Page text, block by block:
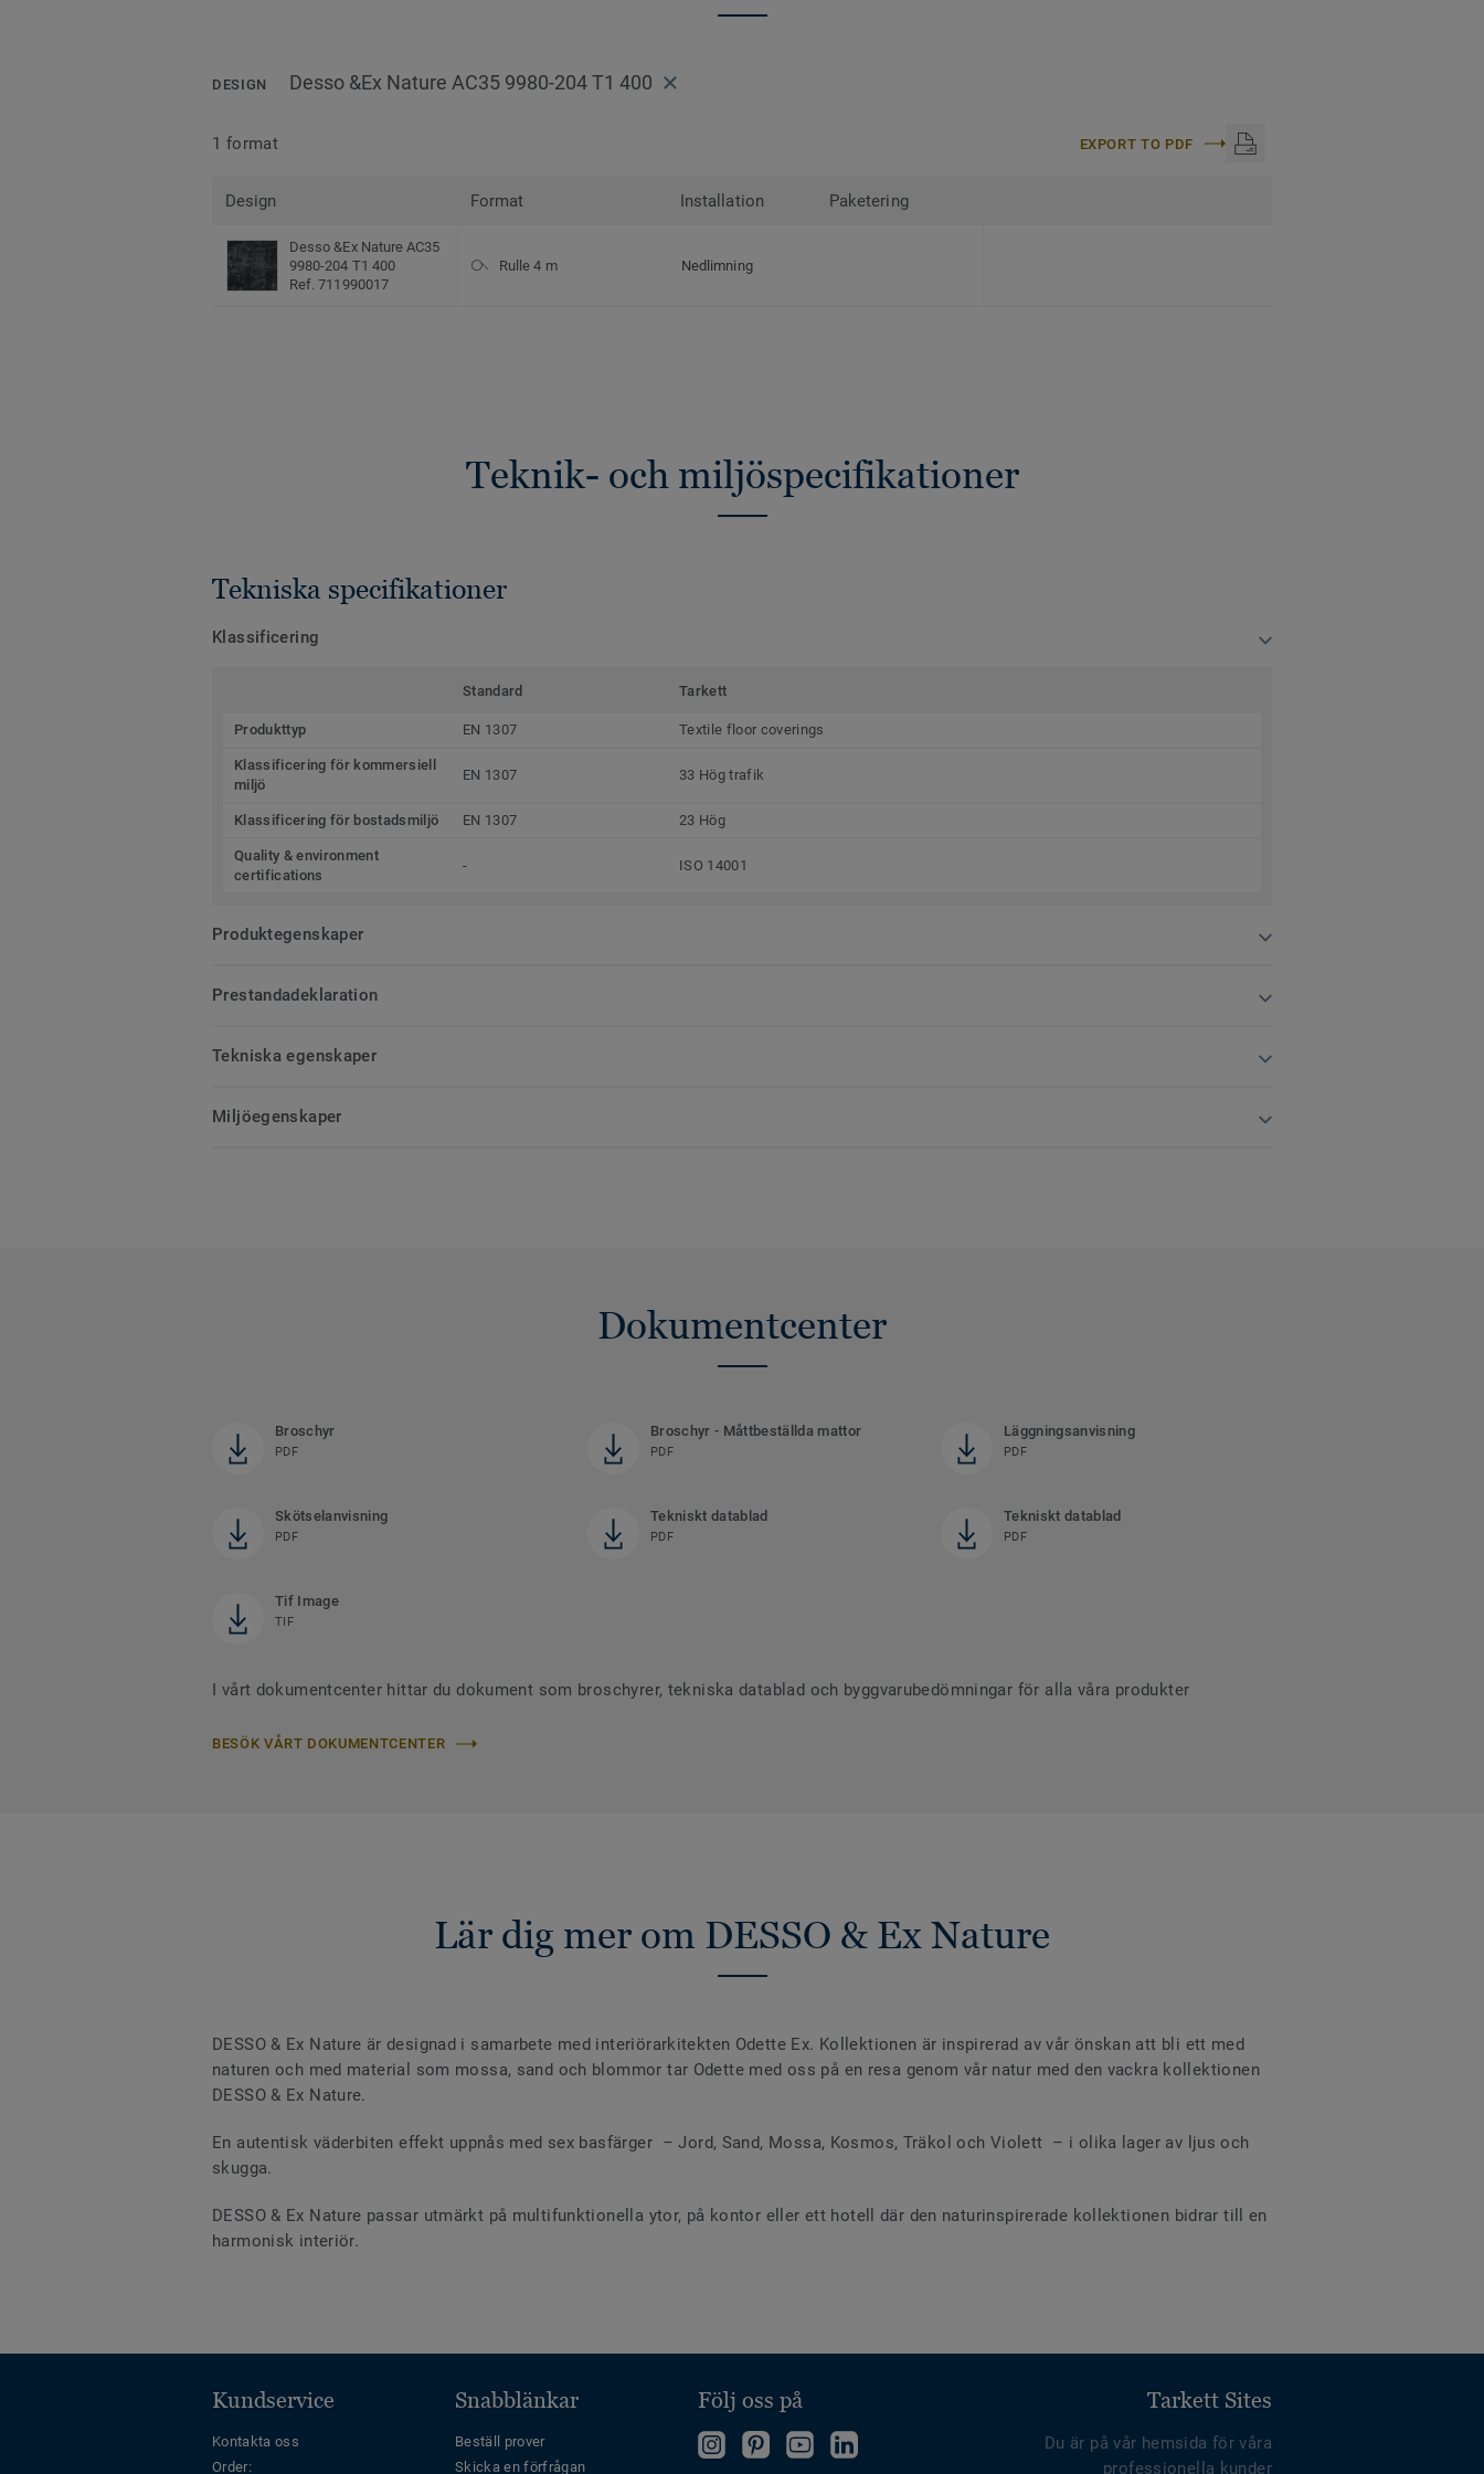
DESIGN Desso &Ex Nature AC35 9980-204 T1 400
1 format EXPORT TO PDF
Design Format Installation Paketering
Desso &Ex Nature AC35
9980-204 T1 400
Ref. 711990017
Rulle 4 m Nedlimning
Teknik- och miljöspecifikationer
Tekniska specifikationer
Klassificering
Standard Tarkett
Produkttyp EN 1307 Textile floor coverings
Klassificering för kommersiell
miljö
EN 1307 33 Hög trafik
Klassificering för bostadsmiljö EN 1307 23 Hög
Quality & environment
certifications
- ISO 14001
Produktegenskaper
Prestandadeklaration
Tekniska egenskaper
Miljöegenskaper
Dokumentcenter
Broschyr
PDF
Broschyr - Måttbeställda mattor
PDF
Läggningsanvisning
PDF
Skötselanvisning
PDF
Tekniskt datablad
PDF
Tekniskt datablad
PDF
Tif Image
TIF
I vårt dokumentcenter hittar du dokument som broschyrer, tekniska datablad och byggvarubedömningar för alla våra produkter
BESÖK VÅRT DOKUMENTCENTER
Lär dig mer om DESSO & Ex Nature
DESSO & Ex Nature är designad i samarbete med interiörarkitekten Odette Ex. Kollektionen är inspirerad av vår önskan att bli ett med
naturen och med material som mossa, sand och blommor tar Odette med oss på en resa genom vår natur med den vackra kollektionen
DESSO & Ex Nature.
En autentisk väderbiten effekt uppnås med sex basfärger – Jord, Sand, Mossa, Kosmos, Träkol och Violett – i olika lager av ljus och
skugga.
DESSO & Ex Nature passar utmärkt på multifunktionella ytor, på kontor eller ett hotell där den naturinspirerade kollektionen bidrar till en
harmonisk interiör.
Kundservice
Kontakta oss
Order:
Snabblänkar
Beställ prover
Skicka en förfrågan
Följ oss på
"FöljFollowFollowFollow
Tarkett Sites
Du är på vår hemsida för våra
professionella kunder